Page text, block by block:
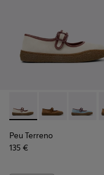
Peu Terreno -Peu Terreno -
Peu
Peu Terreno
135 €